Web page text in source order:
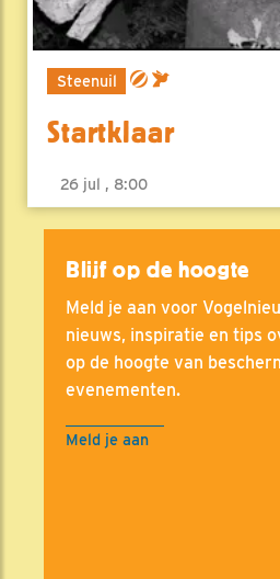
Steenuil
Startklaar
26 jul , 8:00
Blijf op de hoogte
Meld je aan voor
nieuws, inspiratie en tips
op de hoogte van
evenementen.
Meld je aan